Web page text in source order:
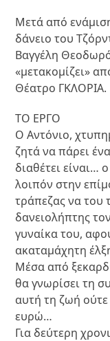
Μετά από
δάνειο του
Βαγγέλη
«μετακομίζει»
Θέατρο ΓΚΛΟΡΙΑ.
ΤΟ ΕΡΓΟ
Ο Αντόνιο,
ζητά να πάρει
διαθέτει είναι…
λοιπόν στην
τράπεζας να του
δανειολήπτης
γυναίκα του,
ακαταμάχητη
Μέσα από
θα γνωρίσει τη
αυτή τη ζωή ούτε
ευρώ…
Για δεύτερη